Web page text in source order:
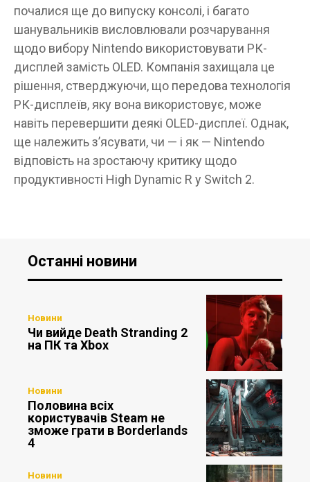
почалися ще до випуску консолі, і багато
шанувальників висловлювали розчарування
щодо вибору Nintendo використовувати РК-
дисплей замість OLED. Компанія захищала це
рішення, стверджуючи, що передова технологія
РК-дисплеїв, яку вона використовує, може
навіть перевершити деякі OLED-дисплеї. Однак,
ще належить з’ясувати, чи — і як — Nintendo
відповість на зростаючу критику щодо
продуктивності High Dynamic R у Switch 2.
Останні новини
Новини
Чи вийде Death Stranding 2
на ПК та Xbox
Новини
Половина всіх
користувачів Steam не
зможе грати в Borderlands
4
Новини